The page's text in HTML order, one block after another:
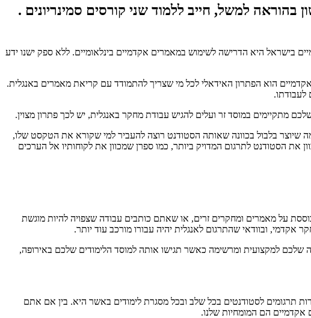
למשל, חייב ללמוד שני קורסים סמינריונים .
בישראל היא הדרישה לשימוש במאמרים אקדמיים בינלאומיים. ללא ספק ישנו ידע
הוא הפתרון האידאלי לכל מי שצריך להתמודד עם קריאת מאמרים באנגלית.
לעבודתו.
מתקיימים במוסד זר ועלים להגיש עבודת מחקר באנגלית, יש לכך פתרון מצוין.
שיוצר בלבול בכוונה שאותה הסטודנט רוצה להעביר למי שקורא את הטקסט שלו,
הסטודנט לתרגום המדויק ביותר, כמו ספרן שמכוון את לקוחותיו אל הערכים
על מאמרים ומחקרים זרים, או שאתם כותבים עבודה שצפויה להיות מוגשת
אקדמי, ובוודאי שהתרגום לאנגלית יהיה עבורו מורכב עוד יותר.
שלכם למקצועית ומרשימה כאשר תגישו אותה למוסד הלימודים שלכם באירופה,
תרגומים לסטודנטים בכל שלב ובכל מסגרת לימודים באשר היא. בין אם אתם
אקדמיים הם המומחיות שלנו.